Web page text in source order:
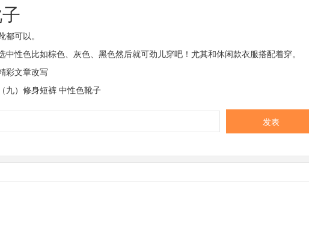
可以。
中性色比如棕色、灰色、黑色然后就可劲儿穿吧！尤其和休闲款衣服搭配着穿。
彩文章改写
九）修身短裤 中性色靴子
发表